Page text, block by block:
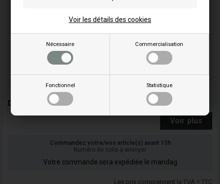
Nécessaire Commercialisation
Fonctionnel Statistique
Voir les détails des cookies
Déflecteur d'échappement, type court - GX20000000 - Honda
Voir plus
Commandez votre/vos article(s) avant 15h
Numéro de colis à envoyer
Votre commande sera expédiée le mandag
Les prix comprennent la TVA = TTC